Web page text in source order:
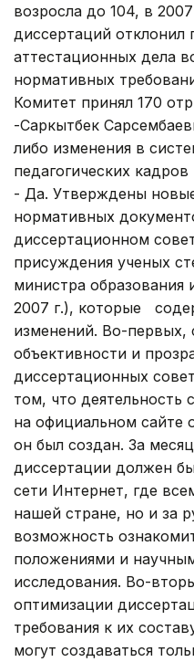
возросла до 104, в
диссертаций отклонил
аттестационных дела
нормативных
Комитет принял 170
-Саркытбек
либо изменения в
педагогических
- Да. Утверждены
нормативных
диссертационном
присуждения ученых
министра образования
2007 г.), которые
изменений. Во-первых,
объективности и
диссертационных
том, что деятельность
на официальном сайте
он был создан. За
диссертации должен
сети Интернет, где
нашей стране, но и за
возможность
положениями и
исследования. Во-
оптимизации
требования к их
могут создаваться